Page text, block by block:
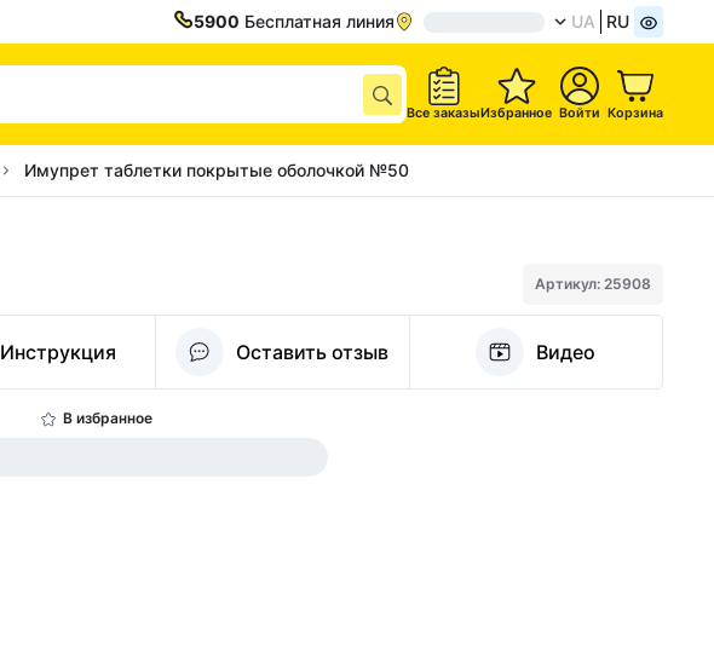
5900 Бесплатная линия UA RU
Все заказыИзбранное Войти Корзина
Имупрет таблетки покрытые оболочкой №50
Артикул: 25908
Инструкция Оставить отзыв Видео
В избранное